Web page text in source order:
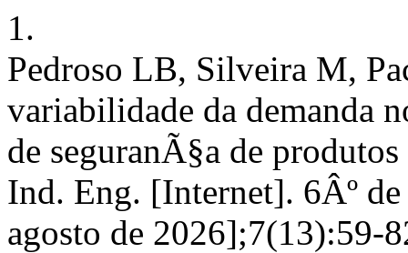
1.
Pedroso LB, Silveira M,
variabilidade da demanda
de seguranÃ§a de
Ind. Eng. [Internet]. 6Âº
agosto de 2026];7(13):59-